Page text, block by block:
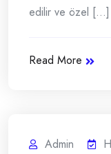
edilir ve özel [...]
Read More
Admin